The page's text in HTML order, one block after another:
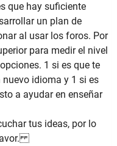
que hay suficiente
un plan de
al usar los foros. Por
para medir el nivel
1 si es que te
idioma y 1 si es
a ayudar en enseñar
tus ideas, por lo
favor.